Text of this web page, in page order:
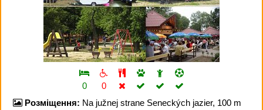
0
0
Розміщення: Na južnej strane Seneckých jazier, 100 m